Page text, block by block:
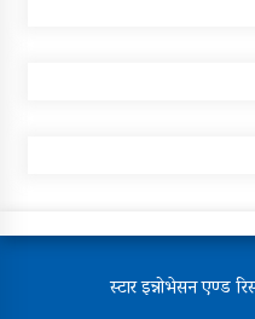
स्टार इन्नोभेसन एण्ड